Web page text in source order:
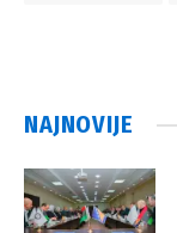
NAJNOVIJE